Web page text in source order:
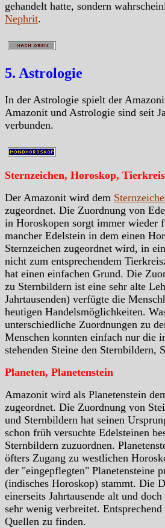
gehandelt hatte, sondern
Nephrit.
5. Astrologie
In der Astrologie spielt der
Amazonit und Astrologie sind seit
verbunden.
Sternzeichen, Horoskop,
Der Amazonit wird dem
zugeordnet. Die Zuordnung von
in Horoskopen sorgt immer wieder
mancher Edelstein in dem einen
Sternzeichen zugeordnet wird, in
nicht zum entsprechendem
hat einen einfachen Grund. Die
zu Sternbildern ist eine sehr alte
Jahrtausenden) verfügte die
heutigen Handelsmöglichkeiten.
unterschiedliche Zuordnungen zu
Menschen konnten einfach nur die
stehenden Steine den Sternbildern,
Planeten, Planetenstein
Amazonit wird als Planetenstein
zugeordnet. Die Zuordnung von
und Sternbildern hat seinen
schon früh versuchte Edelsteinen
Sternbildern zuzuordnen.
öfters Zugang zu westlichen
der "eingepflegten" Planetensteine
(indisches Horoskop) stammt. Die
einerseits Jahrtausende alt und
sehr wenig verbreitet.
Quellen zu finden.